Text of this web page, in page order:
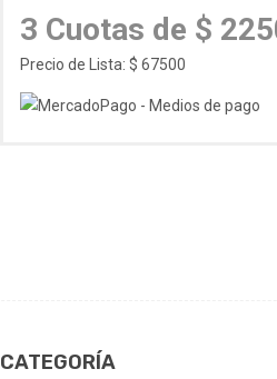
3 Cuotas de $
Precio de Lista: $ 67500
CATEGORÍA